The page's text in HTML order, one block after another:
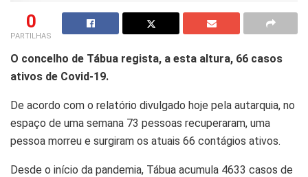
0
PARTILHAS
O concelho de Tábua regista, a esta altura, 66 casos
ativos de Covid-19.
De acordo com o relatório divulgado hoje pela autarquia, no
espaço de uma semana 73 pessoas recuperaram, uma
pessoa morreu e surgiram os atuais 66 contágios ativos.
Desde o início da pandemia, Tábua acumula 4633 casos de